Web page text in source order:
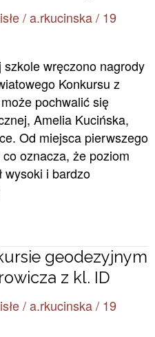
/a.rkucinska/ 19
wręczono nagrody
Konkursu z
pochwalić się
Amelia Kucińska,
Od miejsca pierwszego
oznacza, że poziom
wysoki i bardzo
geodezyjnym
z kl. ID
/a.rkucinska/ 19